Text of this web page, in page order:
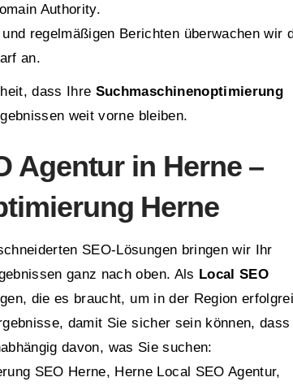
Authority.
regelmäßigen Berichten überwachen wir
an.
dass Ihre Suchmaschinenoptimierung
weit vorne bleiben.
Agentur in Herne –
Herne
SEO-Lösungen bringen wir Ihr
ganz nach oben. Als Local SEO
die es braucht, um in der Region
damit Sie sicher sein können, dass
davon, was Sie suchen:
SEO Herne, Herne Local SEO Agentur,